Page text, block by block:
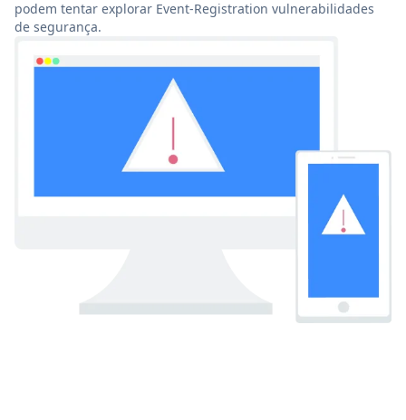
podem tentar explorar Event-Registration vulnerabilidades
de segurança.